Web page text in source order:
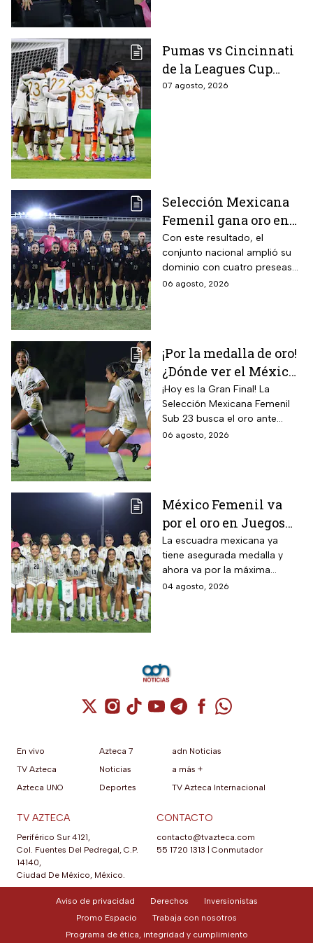
Pumas vs Cincinnati
de la Leagues Cup
2026 es pospuesto
07 agosto, 2026
Selección Mexicana
Femenil gana oro en
Juegos
Centroamericanos; el
camino de México a la
gloria
Con este resultado, el
conjunto nacional amplió su
dominio con cuatro preseas
doradas de forma
06 agosto, 2026
¡Por la medalla de oro!
¿Dónde ver el México
vs Colombia Femenil?
Así puedes seguir la
Gran Final EN VIVO
¡Hoy es la Gran Final! La
Selección Mexicana Femenil
Sub 23 busca el oro ante
Colombia en los Juegos
06 agosto, 2026
México Femenil va
por el oro en Juegos
Centroamericanos; ya
conoce a su rival
La escuadra mexicana ya
tiene asegurada medalla y
ahora va por la máxima
presea en los Juegos
04 agosto, 2026
Cuenta de X / Twitter (se abre en una
Cuenta de Instagram (se abre en una
Cuenta de TikTok (se abre en
Cuenta de YouTube (se abre
Cuenta de Telegram (se
Cuenta de
Cuenta de
En vivo
TV Azteca
Azteca UNO
Azteca 7
Noticias
Deportes
adn Noticias
a más +
TV Azteca Internacional
TV AZTECA
Periférico Sur 4121,
Col. Fuentes Del Pedregal, C.P.
14140,
Ciudad De México, México.
CONTACTO
contacto@tvazteca.com
55 1720 1313
Conmutador
Aviso de privacidad Derechos
Inversionistas
Promo Espacio
Trabaja con nosotros
Programa de ética, integridad y cumplimiento